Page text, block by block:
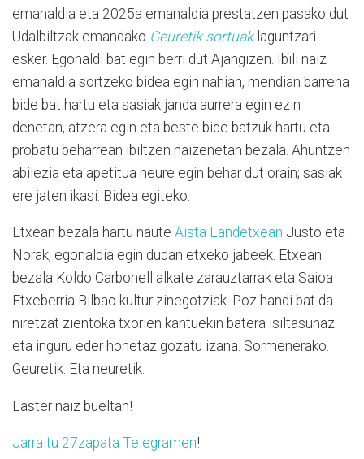
emanaldia eta 2025a emanaldia prestatzen pasako dut
Udalbiltzak emandako Geuretik sortuaklaguntzari
esker. Egonaldi bat egin berri dut Ajangizen. Ibili naiz
emanaldia sortzeko bidea egin nahian, mendian barrena
bide bat hartu eta sasiak janda aurrera egin ezin
denetan, atzera egin eta beste bide batzuk hartu eta
probatu beharrean ibiltzen naizenetan bezala. Ahuntzen
abilezia eta apetitua neure egin behar dut orain; sasiak
ere jaten ikasi. Bidea egiteko.
Etxean bezala hartu naute Aista Landetxean Justo eta
Norak, egonaldia egin dudan etxeko jabeek. Etxean
bezala Koldo Carbonell alkate zarauztarrak eta Saioa
Etxeberria Bilbao kultur zinegotziak. Poz handi bat da
niretzat zientoka txorien kantuekin batera isiltasunaz
eta inguru eder honetaz gozatu izana. Sormenerako.
Geuretik. Eta neuretik.
Laster naiz bueltan!
Jarraitu 27zapata Telegramen!